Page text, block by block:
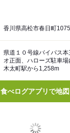
香川県高松市春日町1075
県道１０号線バイパス
オ正面、ハローズ駐車場
木太町駅から1,258m
食べログアプリで地図